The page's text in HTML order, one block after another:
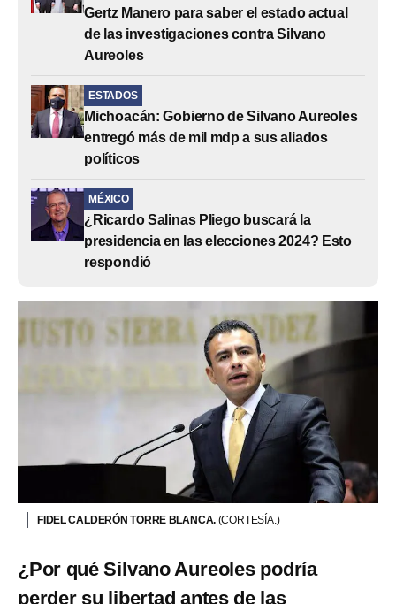
Gertz Manero para saber el estado actual
de las investigaciones contra Silvano
Aureoles
ESTADOS
Michoacán: Gobierno de Silvano Aureoles
entregó más de mil mdp a sus aliados
políticos
MÉXICO
¿Ricardo Salinas Pliego buscará la
presidencia en las elecciones 2024? Esto
respondió
FIDEL CALDERÓN TORRE BLANCA. (CORTESÍA.)
¿Por qué Silvano Aureoles podría
perder su libertad antes de las